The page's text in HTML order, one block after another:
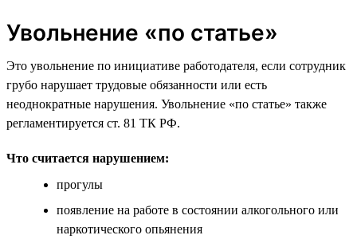
Увольнение «по статье»
Это увольнение по инициативе работодателя, если сотрудник
грубо нарушает трудовые обязанности или есть
неоднократные нарушения. Увольнение «по статье» также
регламентируется ст. 81 ТК РФ.
Что считается нарушением:
прогулы
появление на работе в состоянии алкогольного или
наркотического опьянения